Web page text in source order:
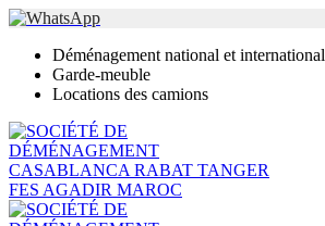
Déménagement national et international
Garde-meuble
Locations des camions